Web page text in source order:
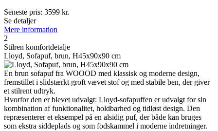
Seneste pris: 3599 kr.
Se detaljer
Mere information
2
Stilren komfortdetalje
Lloyd, Sofapuf, brun, H45x90x90 cm
En brun sofapuf fra WOOOD med klassisk og moderne design,
fremstillet i slidstærkt groft vævet stof og med stabile ben, der giver
et stilrent udtryk.
Hvorfor den er blevet udvalgt: Lloyd-sofapuffen er udvalgt for sin
kombination af funktionalitet, holdbarhed og tidløst design. Den
repræsenterer et eksempel på en alsidig puf, der både kan bruges
som ekstra siddeplads og som fodskammel i moderne indretninger.